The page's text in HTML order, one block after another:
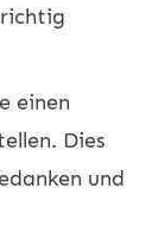
richtig
einen
Dies
und